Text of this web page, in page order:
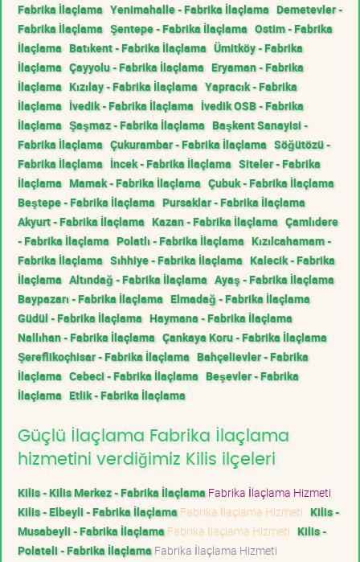
Fabrika İlaçlama Yenimahalle - Fabrika İlaçlama Demetevler -
Fabrika İlaçlama Şentepe - Fabrika İlaçlama Ostim - Fabrika
İlaçlama Batıkent - Fabrika İlaçlama Ümitköy - Fabrika
İlaçlama Çayyolu - Fabrika İlaçlama Eryaman - Fabrika
İlaçlama Kızılay - Fabrika İlaçlama Yapracık - Fabrika
İlaçlama İvedik - Fabrika İlaçlama İvedik OSB - Fabrika
İlaçlama Şaşmaz - Fabrika İlaçlama Başkent Sanayisi -
Fabrika İlaçlama Çukurambar - Fabrika İlaçlama Söğütözü -
Fabrika İlaçlama İncek - Fabrika İlaçlama Siteler - Fabrika
İlaçlama Mamak - Fabrika İlaçlama Çubuk - Fabrika İlaçlama
Beştepe - Fabrika İlaçlama Pursaklar - Fabrika İlaçlama
Akyurt - Fabrika İlaçlama Kazan - Fabrika İlaçlama Çamlıdere
- Fabrika İlaçlama Polatlı - Fabrika İlaçlama Kızılcahamam -
Fabrika İlaçlama Sıhhiye - Fabrika İlaçlama Kalecik - Fabrika
İlaçlama Altındağ - Fabrika İlaçlama Ayaş - Fabrika İlaçlama
Baypazarı - Fabrika İlaçlama Elmadağ - Fabrika İlaçlama
Güdül - Fabrika İlaçlama Haymana - Fabrika İlaçlama
Nallıhan - Fabrika İlaçlama Çankaya Koru - Fabrika İlaçlama
Şereflikoçhisar - Fabrika İlaçlama Bahçelievler - Fabrika
İlaçlama Cebeci - Fabrika İlaçlama Beşevler - Fabrika
İlaçlama Etlik - Fabrika İlaçlama
Güçlü İlaçlama Fabrika İlaçlama
hizmetini verdiğimiz Kilis ilçeleri
Kilis - Kilis Merkez - Fabrika İlaçlama Fabrika İlaçlama Hizmeti
Kilis - Elbeyli - Fabrika İlaçlama Fabrika İlaçlama Hizmeti Kilis -
Musabeyli - Fabrika İlaçlama Fabrika İlaçlama Hizmeti Kilis -
Polateli - Fabrika İlaçlama Fabrika İlaçlama Hizmeti